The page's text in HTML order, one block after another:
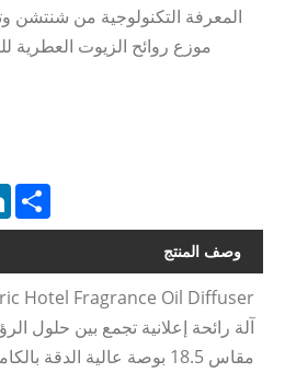
المعرفة التكنولوجية من شنتشن
Share
وصف المنتج
آلة رائحة إعلانية تجمع بين حلول
مقاس 18.5 بوصة عالية الدقة